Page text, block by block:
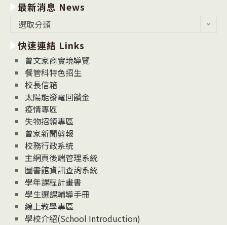
最新消息 News
消
息
News
選取分類
快速連結 Links
曾文家商實境導覽
餐管科特色招生
校長信箱
太陽能發電回饋金
疫情專區
失物招領專區
曾家新聞剪報
校務行政系統
主網頁後端管理系統
圖書館資訊查詢系統
學年課程計畫書
學生選課輔導手冊
線上教學專區
學校介紹(School Introduction)